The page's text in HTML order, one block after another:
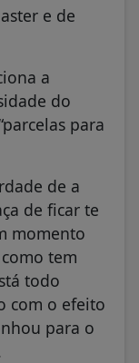
e de
a
do
para
de a
de ficar te
momento
tem
todo
com o efeito
para o